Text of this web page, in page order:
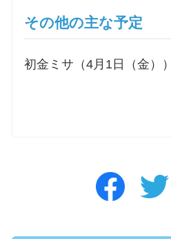
その他の主な予定
初金ミサ（4月1日（金